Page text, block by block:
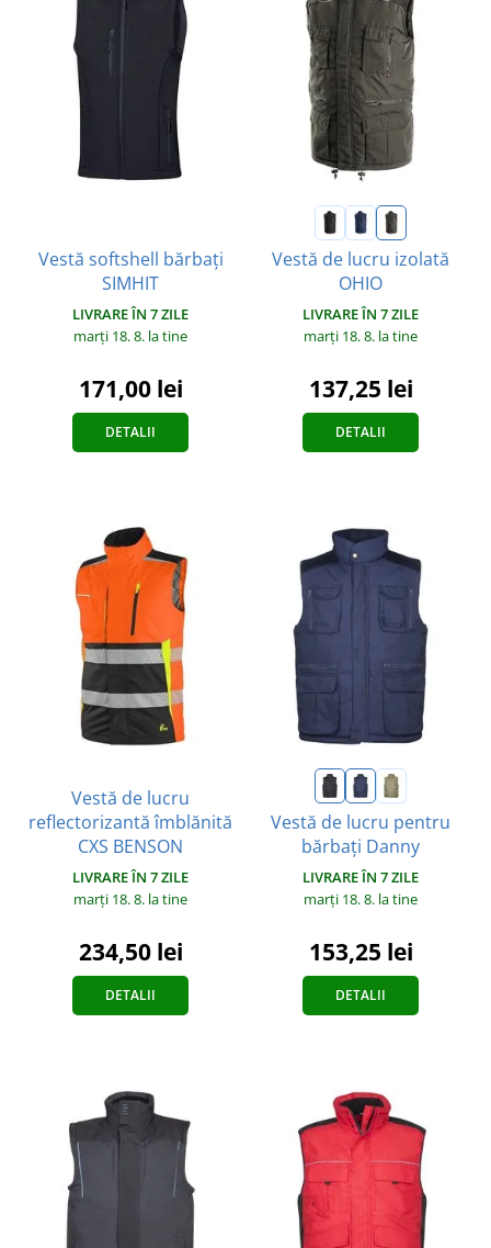
Vestă softshell bărbați
SIMHIT
LIVRARE ÎN 7 ZILE
marți 18. 8. la tine
171,00 lei
DETALII
Vestă de lucru izolată
OHIO
LIVRARE ÎN 7 ZILE
marți 18. 8. la tine
137,25 lei
DETALII
Vestă de lucru
reflectorizantă îmblănită
CXS BENSON
LIVRARE ÎN 7 ZILE
marți 18. 8. la tine
234,50 lei
DETALII
Vestă de lucru pentru
bărbați Danny
LIVRARE ÎN 7 ZILE
marți 18. 8. la tine
153,25 lei
DETALII